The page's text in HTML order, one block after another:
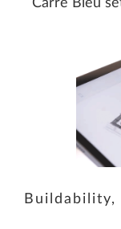
Buildability,